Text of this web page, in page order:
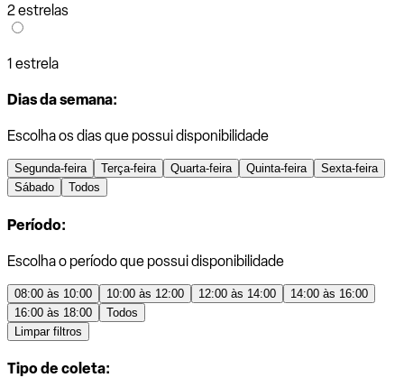
2 estrelas
1 estrela
Dias da semana:
Escolha os dias que possui disponibilidade
Segunda-feira Terça-feira Quarta-feira Quinta-feira
Sexta-feira
Sábado
Todos
Período:
Escolha o período que possui disponibilidade
08:00 às 10:00 10:00 às 12:00 12:00 às 14:00
14:00 às 16:00
16:00 às 18:00
Todos
Limpar filtros
Tipo de coleta: